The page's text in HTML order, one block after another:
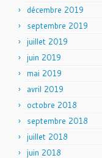
décembre 2019
septembre 2019
juillet 2019
juin 2019
mai 2019
avril 2019
octobre 2018
septembre 2018
juillet 2018
juin 2018